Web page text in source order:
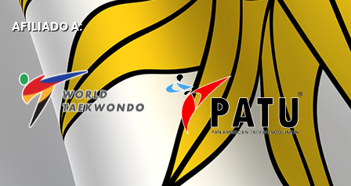
AFILIADO A: